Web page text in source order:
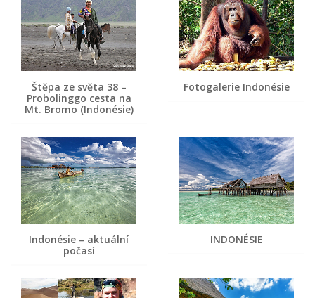
Štěpa ze světa 38 –
Probolinggo cesta na
Mt. Bromo (Indonésie)
Fotogalerie Indonésie
Indonésie – aktuální
počasí
INDONÉSIE